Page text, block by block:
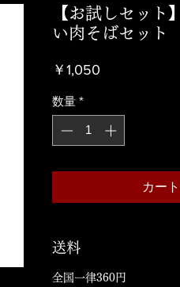
【お試しセット
い肉そばセッ
￥1,050
数量 *
カー
送料
全国一律360円